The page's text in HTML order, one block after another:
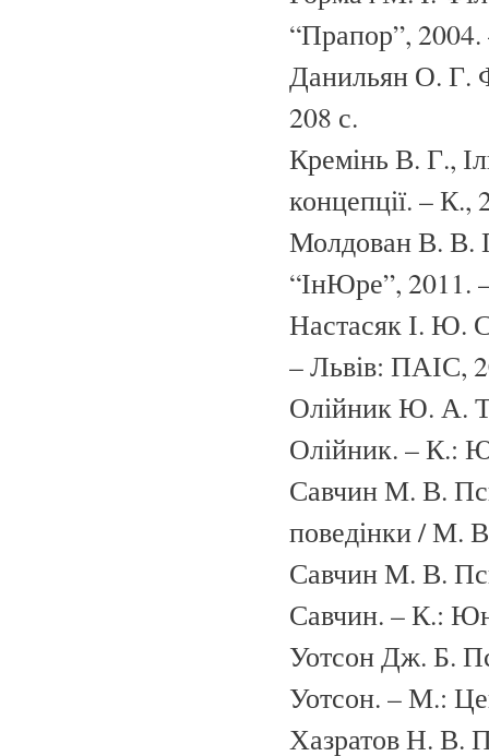
“Прапор”, 2004.
Данильян О. Г.
208 с.
Кремінь В. Г.,
концепції. – К.,
Молдован В. В.
“ІнЮре”, 2011.
Настасяк І. Ю.
– Львів: ПАІС,
Олійник Ю. А.
Олійник. – К.:
Савчин М. В.
поведінки / М.
Савчин М. В.
Савчин. – К.:
Уотсон Дж. Б.
Уотсон. – М.:
Хазратов Н. В.